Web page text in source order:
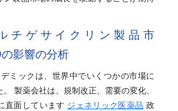
チゲサイクリン製品市
影響の分析
ミックは、世界中でいくつかの市場に
製薬会社は、規制改正、需要の変化、
直面しています ジェネリック医薬品 政